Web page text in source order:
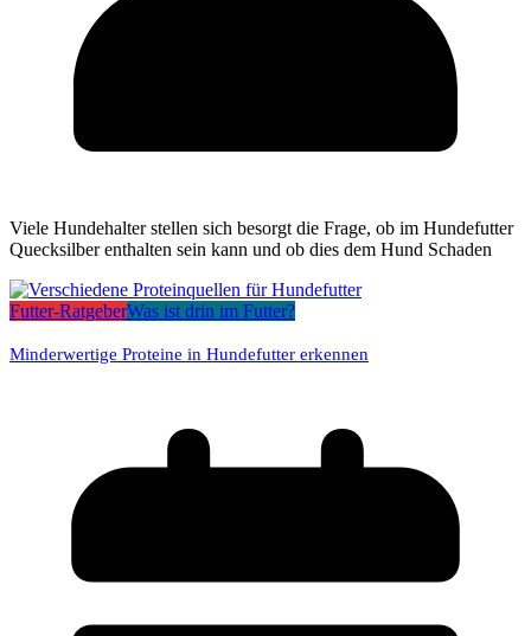
Viele Hundehalter stellen sich besorgt die Frage, ob im Hundefutter
Quecksilber enthalten sein kann und ob dies dem Hund Schaden
Futter-RatgeberWas ist drin im Futter?
Minderwertige Proteine in Hundefutter erkennen